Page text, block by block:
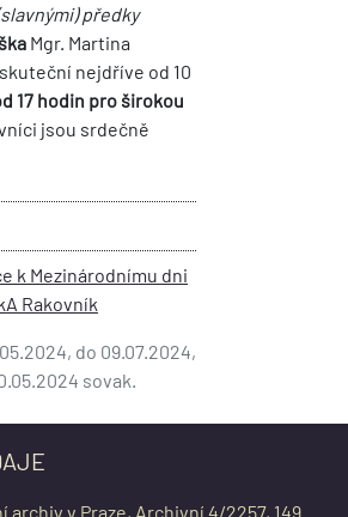
předky
Mgr. Martina
nejdříve od 10
17 hodin pro širokou
jsou srdečně
k Mezinárodnímu dni
Rakovník
do 09.07.2024,
sovak.
archiv v Praze, Archivní 4/2257, 149